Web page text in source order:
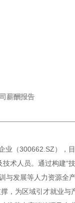
薪酬报告
业（300662.SZ），
术人员。通过构建“
与发展等人力资源全
，为区域引才就业与